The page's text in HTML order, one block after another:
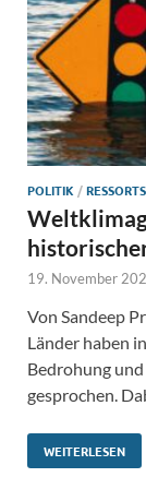
POLITIK/RESSORTS
19. November
Von Sandeep
Länder haben
Bedrohung
gesprochen.
WEITERLESEN